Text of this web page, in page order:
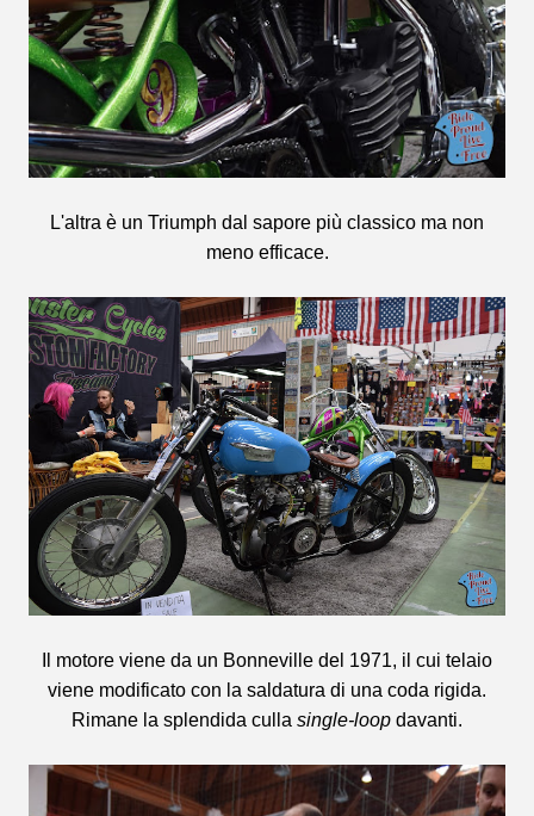
L'altra è un Triumph dal sapore più classico ma non
meno efficace.
Il motore viene da un Bonneville del 1971, il cui telaio
viene modificato con la saldatura di una coda rigida.
Rimane la splendida culla single-loop davanti.